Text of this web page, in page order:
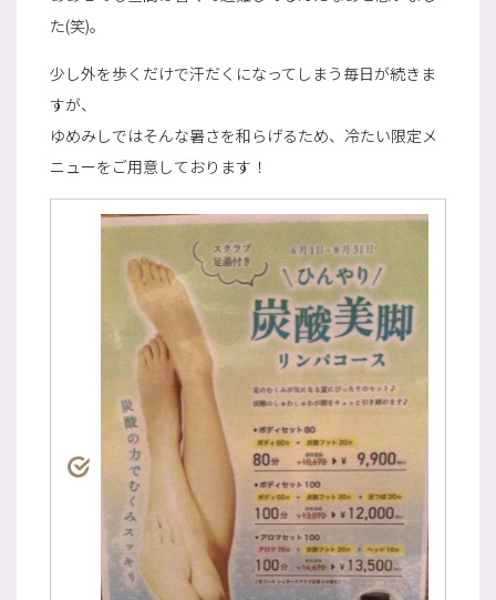
た(笑)。
少し外を歩くだけで汗だくになってしまう毎日が続きま
すが、
ゆめみしではそんな暑さを和らげるため、冷たい限定メ
ニューをご用意しております！